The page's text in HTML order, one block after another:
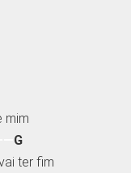
mim
G
ter fim